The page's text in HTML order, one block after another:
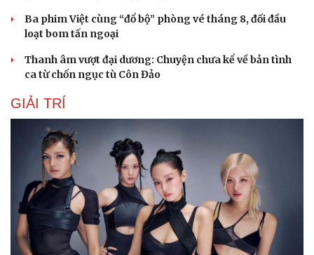
Ba phim Việt cùng “đổ bộ” phòng vé tháng 8, đối đầu
loạt bom tấn ngoại
Thanh âm vượt đại dương: Chuyện chưa kể về bản tình
ca từ chốn ngục tù Côn Đảo
GIẢI TRÍ